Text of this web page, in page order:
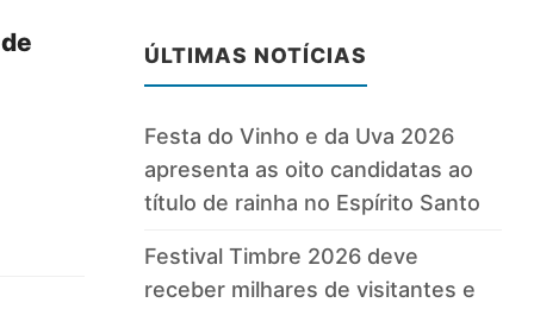
ÚLTIMAS NOTÍCIAS
Festa do Vinho e da Uva 2026
apresenta as oito candidatas ao
título de rainha no Espírito Santo
Festival Timbre 2026 deve
receber milhares de visitantes e